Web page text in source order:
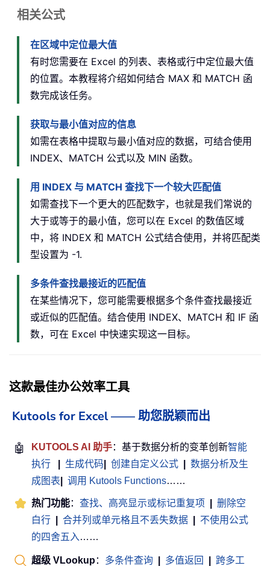
相关公式
在区域中定位最大值
有时您需要在 Excel 的列表、表格或行中定位最大值
的位置。本教程将介绍如何结合 MAX 和 MATCH 函
数完成该任务。
获取与最小值对应的信息
如需在表格中提取与最小值对应的数据，可结合使用
INDEX、MATCH 公式以及 MIN 函数。
用 INDEX 与 MATCH 查找下一个较大匹配值
如需查找下一个更大的匹配数字，也就是我们常说的
大于或等于的最小值，您可以在 Excel 的数值区域
中，将 INDEX 和 MATCH 公式结合使用，并将匹配类
型设置为 -1.
多条件查找最接近的匹配值
在某些情况下，您可能需要根据多个条件查找最接近
或近似的匹配值。结合使用 INDEX、MATCH 和 IF 函
数，可在 Excel 中快速实现这一目标。
这款最佳办公效率工具
Kutools for Excel —— 助您脱颖而出
🤖 KUTOOLS AI 助手：基于数据分析的变革创新智能
执行
生成代码 创建自定义公式
数据分析及生
成图表
调用 Kutools Functions……
热门功能： 查找、高亮显示或标记重复项
删除空
白行
合并列或单元格且不丢失数据
不使用公式
的四舍五入 ……
超级 VLookup： 多条件查询 多值返回
跨多工